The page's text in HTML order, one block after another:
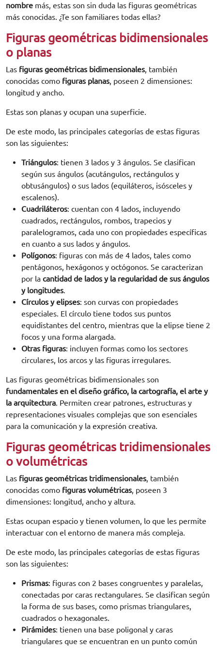
nombre más, estas son sin duda las figuras geométricas
más conocidas. ¿Te son familiares todas ellas?
Figuras geométricas bidimensionales
o planas
Las figuras geométricas bidimensionales, también
conocidas como figuras planas, poseen 2 dimensiones:
longitud y ancho.
Estas son planas y ocupan una superficie.
De este modo, las principales categorías de estas figuras
son las siguientes:
Triángulos: tienen 3 lados y 3 ángulos. Se clasifican
según sus ángulos (acutángulos, rectángulos y
obtusángulos) o sus lados (equiláteros, isósceles y
escalenos).
Cuadriláteros: cuentan con 4 lados, incluyendo
cuadrados, rectángulos, rombos, trapecios y
paralelogramos, cada uno con propiedades específicas
en cuanto a sus lados y ángulos.
Polígonos: figuras con más de 4 lados, tales como
pentágonos, hexágonos y octógonos. Se caracterizan
por la cantidad de lados y la regularidad de sus ángulos
y longitudes.
Círculos y elipses: son curvas con propiedades
especiales. El círculo tiene todos sus puntos
equidistantes del centro, mientras que la elipse tiene 2
focos y una forma alargada.
Otras figuras: incluyen formas como los sectores
circulares, los arcos y las figuras irregulares.
Las figuras geométricas bidimensionales son
fundamentales en el diseño gráfico, la cartografía, el arte y
la arquitectura. Permiten crear patrones, estructuras y
representaciones visuales complejas que son esenciales
para la comunicación y la expresión creativa.
Figuras geométricas tridimensionales
o volumétricas
Las figuras geométricas tridimensionales, también
conocidas como figuras volumétricas, poseen 3
dimensiones: longitud, ancho y altura.
Estas ocupan espacio y tienen volumen, lo que les permite
interactuar con el entorno de manera más compleja.
De este modo, las principales categorías de estas figuras
son las siguientes:
Prismas: figuras con 2 bases congruentes y paralelas,
conectadas por caras rectangulares. Se clasifican según
la forma de sus bases, como prismas triangulares,
cuadrados o hexagonales.
Pirámides: tienen una base poligonal y caras
triangulares que se encuentran en un punto común